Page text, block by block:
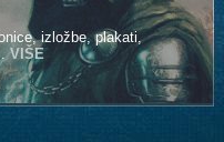
izložbe, plakati,
VIŠE
izložbe, plakati,
VIŠE